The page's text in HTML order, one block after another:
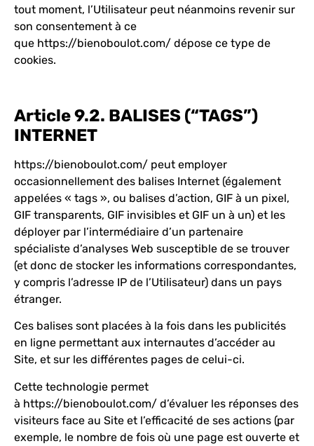
tout moment, l’Utilisateur peut néanmoins revenir sur
son consentement à ce
que https://bienoboulot.com/ dépose ce type de
cookies.
Article 9.2. BALISES (“TAGS”)
INTERNET
https://bienoboulot.com/ peut employer
occasionnellement des balises Internet (également
appelées « tags », ou balises d’action, GIF à un pixel,
GIF transparents, GIF invisibles et GIF un à un) et les
déployer par l’intermédiaire d’un partenaire
spécialiste d’analyses Web susceptible de se trouver
(et donc de stocker les informations correspondantes,
y compris l’adresse IP de l’Utilisateur) dans un pays
étranger.
Ces balises sont placées à la fois dans les publicités
en ligne permettant aux internautes d’accéder au
Site, et sur les différentes pages de celui-ci.
Cette technologie permet
à https://bienoboulot.com/ d’évaluer les réponses des
visiteurs face au Site et l’efficacité de ses actions (par
exemple, le nombre de fois où une page est ouverte et